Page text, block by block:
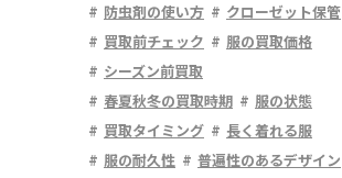
防虫剤の使い方
クローゼット保管
買取前チェック
服の買取価格
シーズン前買取
春夏秋冬の買取時期
服の状態
買取タイミング
長く着れる服
服の耐久性
普遍性のあるデザイン